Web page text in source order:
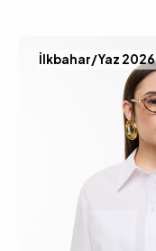
İlkbahar/Yaz 2026